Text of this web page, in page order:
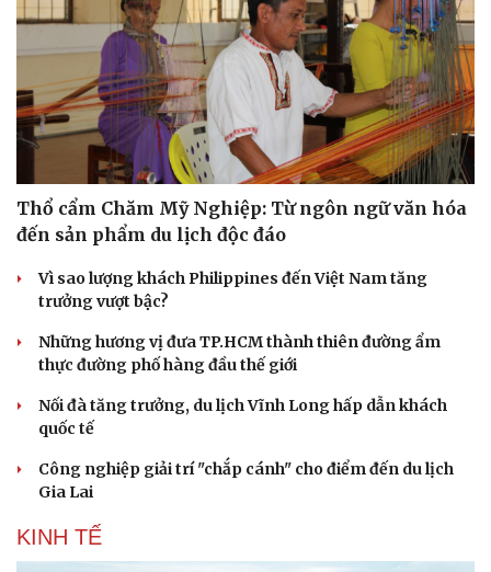
“Tiếp sức” cho công nghiệp văn hóa: Phát huy hiệu quả
Quỹ Văn hóa, nghệ thuật
Phó huyện trưởng của Hàn Quốc quảng bá lễ hội truyền
thống ở miền Tây
DU LỊCH
Thổ cẩm Chăm Mỹ Nghiệp: Từ ngôn ngữ văn hóa
đến sản phẩm du lịch độc đáo
Vì sao lượng khách Philippines đến Việt Nam tăng
trưởng vượt bậc?